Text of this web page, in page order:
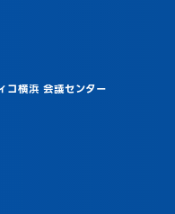
コ横浜 会議センター